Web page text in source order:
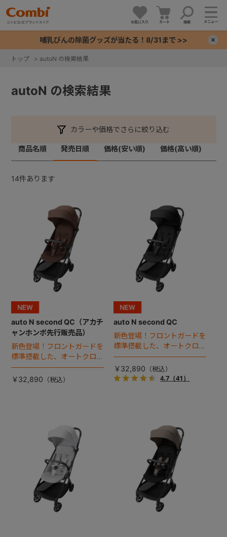
お気に入り カート 検索 メニュー
哺乳びんの除菌グッズが当たる！8/31まで >>
トップ > autoN の検索結果
autoN の検索結果
カラーや価格でさらに絞り込む
商品名順 発売日順 価格(安い順) 価格(高い順)
14件あります
auto N second QC（アカチ
ャンホンポ先行販売品）
新色登場！フロントガードを
標準搭載した、オートクロー
ズ＆コンパクト設計のセカン
ドベビーカー。
￥32,890
auto N second QC
新色登場！フロントガードを
標準搭載した、オートクロー
ズ＆コンパクト設計のセカン
ドベビーカー。
￥32,890
4.7 （41）